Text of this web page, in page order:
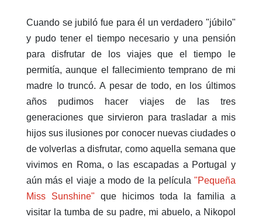
Cuando se jubiló fue para él un verdadero "júbilo"
y pudo tener el tiempo necesario y una pensión
para disfrutar de los viajes que el tiempo le
permitía, aunque el fallecimiento temprano de mi
madre lo truncó. A pesar de todo, en los últimos
años pudimos hacer viajes de las tres
generaciones que sirvieron para trasladar a mis
hijos sus ilusiones por conocer nuevas ciudades o
de volverlas a disfrutar, como aquella semana que
vivimos en Roma, o las escapadas a Portugal y
aún más el viaje a modo de la película "Pequeña
Miss Sunshine" que hicimos toda la familia a
visitar la tumba de su padre, mi abuelo, a Nikopol